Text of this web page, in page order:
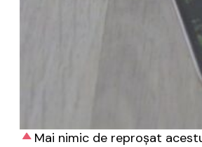
Mai nimic de reproșat